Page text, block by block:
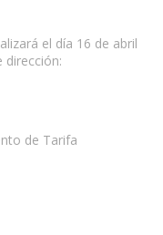
el día 16 de abril
dirección:
de Tarifa